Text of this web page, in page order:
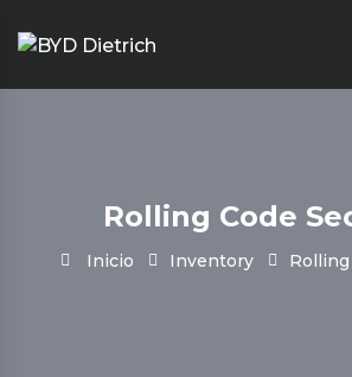
Rolling Code
Inicio Inventory